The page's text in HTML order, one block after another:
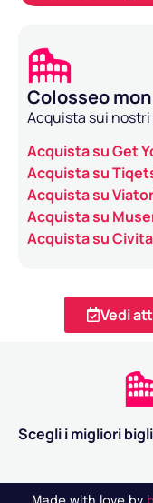
Colosseo
Acquista sui
Acquista su Get
Acquista su
Acquista su Viator
Acquista su
Acquista su
Vedi
Scegli i migliori